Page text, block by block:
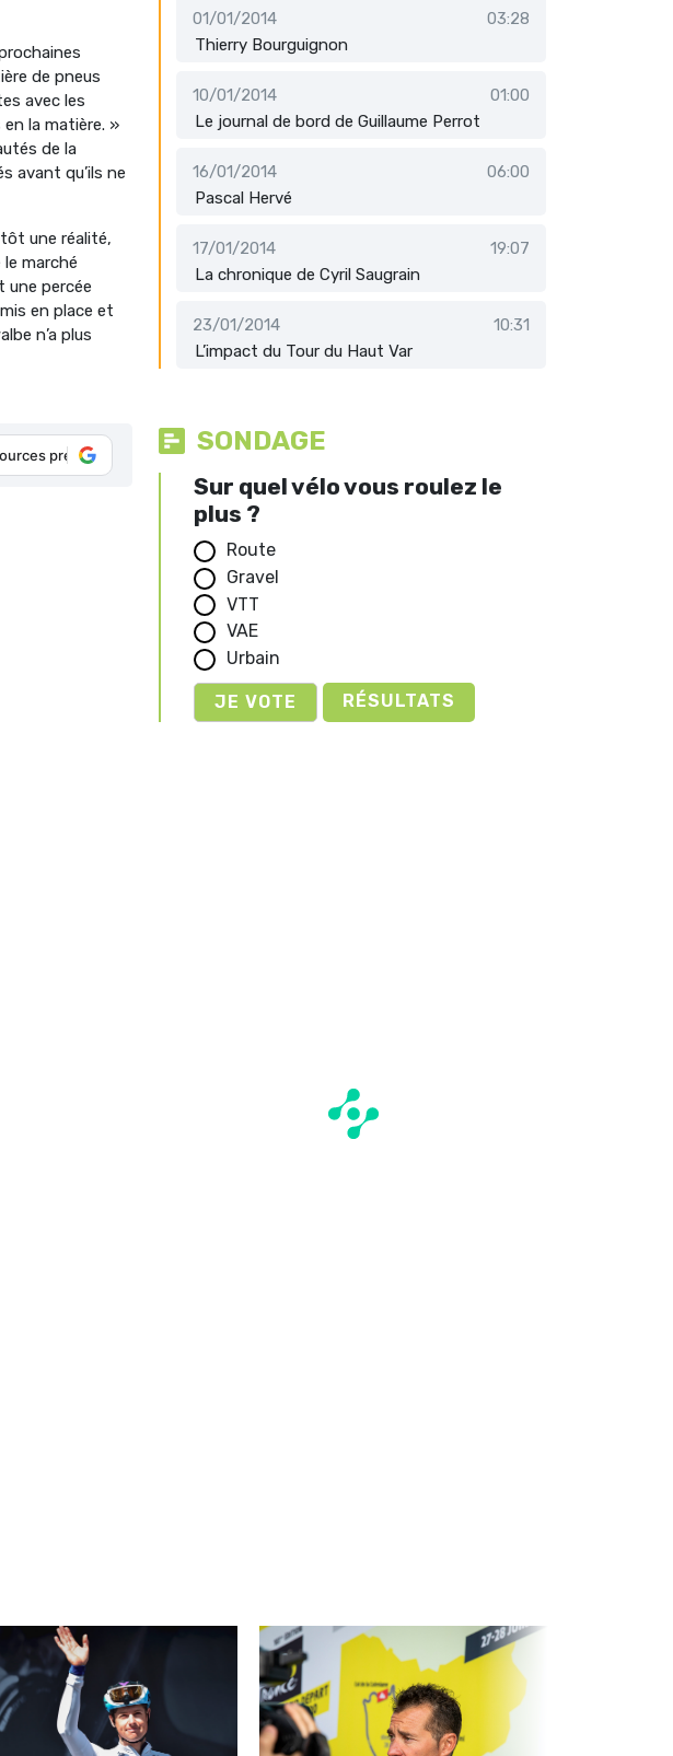
de pneus
avec les
la matière. »
de la
avant qu’ils ne
une réalité,
marché
une percée
en place et
n’a plus
préférées
01/01/2014
03:28
Thierry Bourguignon
10/01/2014
01:00
Le journal de bord de Guillaume Perrot
16/01/2014
06:00
Pascal Hervé
17/01/2014
19:07
La chronique de Cyril Saugrain
23/01/2014
10:31
L’impact du Tour du Haut Var
SONDAGE
Sur quel vélo vous roulez le
plus ?
Route
Gravel
VTT
VAE
Urbain
RÉSULTATS